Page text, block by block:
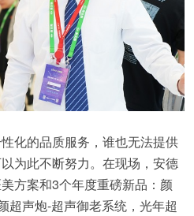
化的品质服务，谁也无法提供
为此不断努力。在现场，安德
方案和3个年度重磅新品：颜
超声炮-超声御老系统，光年超